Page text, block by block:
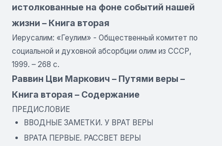
истолкованные на фоне событий нашей
жизни – Книга вторая
Иерусалим: «Геулим» - Общественный комитет по
социальной и духовной абсорбции олим из СССР,
1999. – 268 с.
Раввин Цви Маркович – Путями веры –
Книга вторая – Содержание
ПРЕДИСЛОВИЕ
ВВОДНЫЕ ЗАМЕТКИ. У ВРАТ ВЕРЫ
ВРАТА ПЕРВЫЕ. РАССВЕТ ВЕРЫ